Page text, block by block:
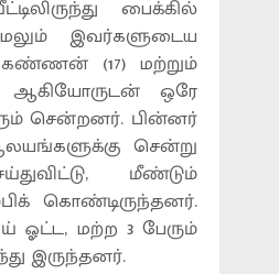
பைக்கில்
இவர்களுடைய
(17) மற்றும்
ஆகியோருடன் ஒரே
சென்றனர். பின்னர்
சென்று
மீண்டும்
கொண்டிருந்தனர்.
மற்ற 3 பேரும்
இருந்தனர்.